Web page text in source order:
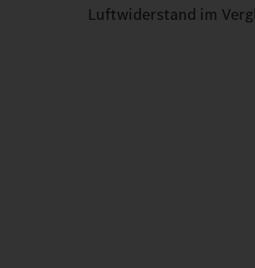
Luftwiderstand im